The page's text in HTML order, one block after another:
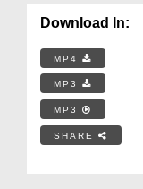
Download In:
MP4
MP3
MP3
SHARE